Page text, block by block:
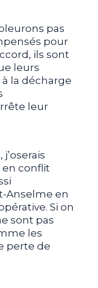
pas
pour
ils sont
leurs
la décharge
leur
en conflit
Anselme en
Si on
sont pas
les
perte de